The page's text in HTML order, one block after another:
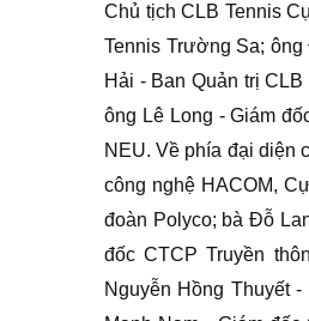
Chủ tịch CLB Tennis
Tennis Trường Sa;
Hải - Ban Quản trị
ông Lê Long - Giám
NEU. Về phía đại diện
công nghệ HACOM,
đoàn Polyco; bà Đỗ
đốc CTCP Truyền
Nguyễn Hồng Thuyết